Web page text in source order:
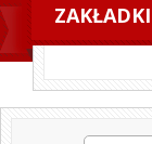
ZAKŁADKI